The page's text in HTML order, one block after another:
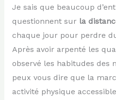
Je sais que beaucoup
questionnent sur la
chaque jour pour perdre
Après avoir arpenté les
observé les habitudes des
peux vous dire que la
activité physique